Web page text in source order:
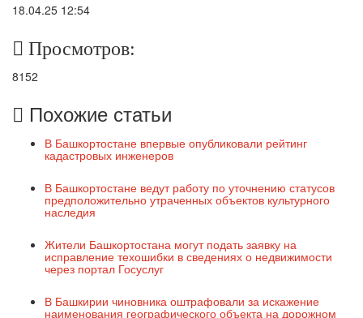
18.04.25 12:54
Просмотров:
8152
Похожие статьи
В Башкортостане впервые опубликовали рейтинг
кадастровых инженеров
В Башкортостане ведут работу по уточнению статусов
предположительно утраченных объектов культурного
наследия
Жители Башкортостана могут подать заявку на
исправление техошибки в сведениях о недвижимости
через портал Госуслуг
В Башкирии чиновника оштрафовали за искажение
наименования географического объекта на дорожном